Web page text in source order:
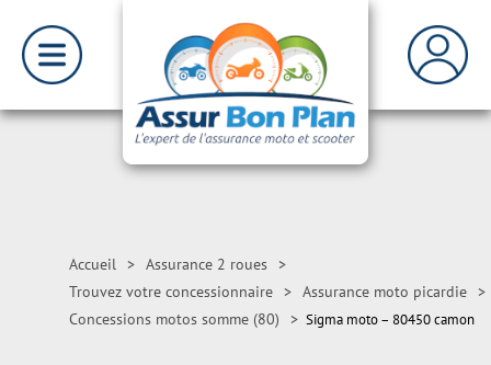
Accueil > Assurance 2 roues >
Trouvez votre concessionnaire > Assurance moto picardie >
Concessions motos somme (80)
> Sigma moto – 80450 camon